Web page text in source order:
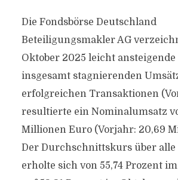
Die Fondsbörse Deutschland
Beteiligungsmakler AG
Oktober 2025 leicht ansteigende
insgesamt stagnierenden
erfolgreichen Transaktionen
resultierte ein Nominalumsatz
Millionen Euro (Vorjahr: 20,69
Der Durchschnittskurs über alle
erholte sich von 55,74 Prozent